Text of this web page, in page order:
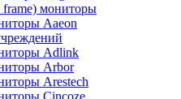
frame) мониторы
Aaeon
Adlink
Arbor
Arestech
Cincoze